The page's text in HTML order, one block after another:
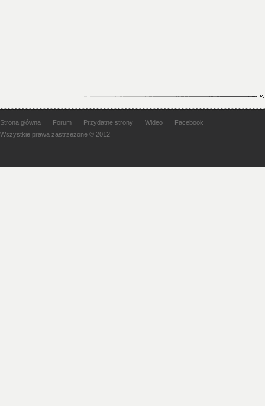
Strona główna Forum Przydatne strony Wideo
Facebook
Wszystkie prawa zastrzeżone © 2012